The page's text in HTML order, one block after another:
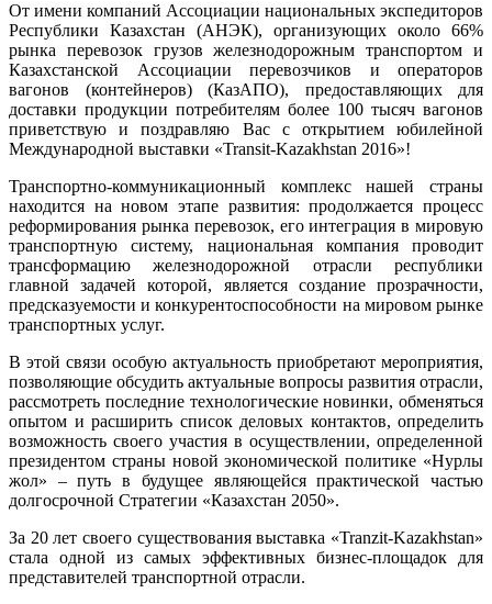
От имени компаний Ассоциации национальных экспедиторов
Республики Казахстан (АНЭК), организующих около 66%
рынка перевозок грузов железнодорожным транспортом и
Казахстанской Ассоциации перевозчиков и операторов
вагонов (контейнеров) (КазАПО), предоставляющих для
доставки продукции потребителям более 100 тысяч вагонов
приветствую и поздравляю Вас с открытием юбилейной
Международной выставки «Transit-Kazakhstan 2016»!
Транспортно-коммуникационный комплекс нашей страны
находится на новом этапе развития: продолжается процесс
реформирования рынка перевозок, его интеграция в мировую
транспортную систему, национальная компания проводит
трансформацию железнодорожной отрасли республики
главной задачей которой, является создание прозрачности,
предсказуемости и конкурентоспособности на мировом рынке
транспортных услуг.
В этой связи особую актуальность приобретают мероприятия,
позволяющие обсудить актуальные вопросы развития отрасли,
рассмотреть последние технологические новинки, обменяться
опытом и расширить список деловых контактов, определить
возможность своего участия в осуществлении, определенной
президентом страны новой экономической политике «Нурлы
жол» – путь в будущее являющейся практической частью
долгосрочной Стратегии «Казахстан 2050».
За 20 лет своего существования выставка «Tranzit-Kazakhstan»
стала одной из самых эффективных бизнес-площадок для
представителей транспортной отрасли.